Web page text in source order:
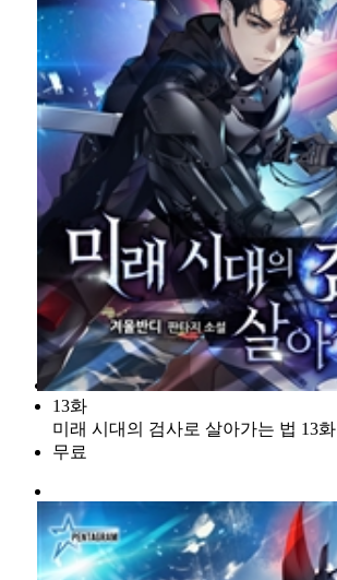
13화
미래 시대의 검사로 살아가는 법 13화
무료